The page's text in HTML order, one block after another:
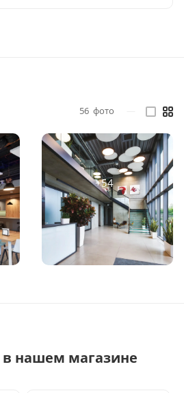
56 фото
нашем магазине